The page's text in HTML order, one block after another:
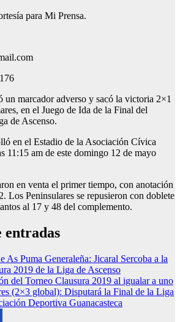
para Mi Prensa.
un marcador adverso y sacó la victoria 2×1
en el Juego de Ida de la Final del
de Ascenso.
en el Estadio de la Asociación Cívica
11:15 am de este domingo 12 de mayo
en venta el primer tiempo, con anotación
Los Peninsulares se repusieron con doblete
al 17 y 48 del complemento.
entradas
As Puma Generaleña: Jicaral Sercoba a la
2019 de la Liga de Ascenso
del Torneo Clausura 2019 al igualar a uno
(2×3 global): Disputará la Final de la Liga
Deportiva Guanacasteca